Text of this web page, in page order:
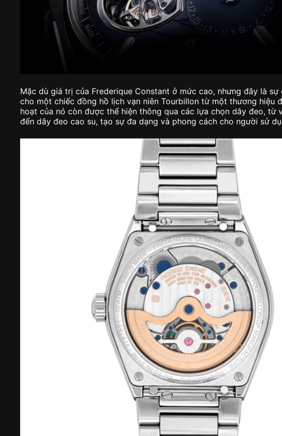
Mặc dù giá trị của Frederique Constant ở mức cao, nhưng đây là
cho một chiếc đồng hồ lịch vạn niên Tourbillon từ một thương hiệu
hoạt của nó còn được thể hiện thông qua các lựa chọn dây đeo, từ
đến dây đeo cao su, tạo sự đa dạng và phong cách cho người sử